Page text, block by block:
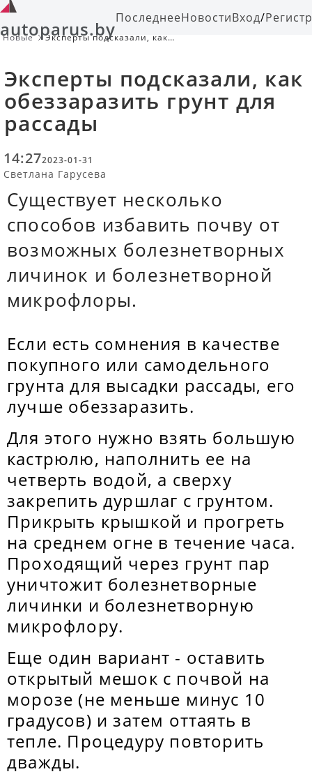
autoparus.byПоследнееНовостиВход/
Новые
Эксперты подсказали, как
Эксперты подсказали, как
обеззаразить грунт для
рассады
14:272023-01-31
Светлана Гарусева
Существует несколько
способов избавить почву от
возможных болезнетворных
личинок и болезнетворной
микрофлоры.
Если есть сомнения в качестве
покупного или самодельного
грунта для высадки рассады, его
лучше обеззаразить.
Для этого нужно взять большую
кастрюлю, наполнить ее на
четверть водой, а сверху
закрепить дуршлаг с грунтом.
Прикрыть крышкой и прогреть
на среднем огне в течение часа.
Проходящий через грунт пар
уничтожит болезнетворные
личинки и болезнетворную
микрофлору.
Еще один вариант - оставить
открытый мешок с почвой на
морозе (не меньше минус 10
градусов) и затем оттаять в
тепле. Процедуру повторить
дважды.